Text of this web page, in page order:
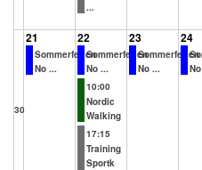
...
30
21
Sommerferien
No ...
22
Sommerferien
No ...
10:00
Nordic
Walking
17:15
Training
Sportk
23
Sommerferien
No ...
24